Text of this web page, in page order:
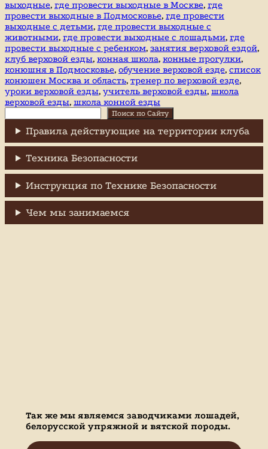
выходные, где провести выходные в Москве, где
провести выходные в Подмосковье, где провести
выходные с детьми, где провести выходные с
животными, где провести выходные с лошадьми, где
провести выходные с ребенком, занятия верховой ездой,
клуб верховой езды, конная школа, конные прогулки,
конюшня в Подмосковье, обучение верховой езде, список
конюшен Москва и область, тренер по верховой езде,
уроки верховой езды, учитель верховой езды, школа
верховой езды, школа конной езды
Поиск по Сайту
Правила действующие на территории клуба
Техника Безопасности
Инструкция по Технике Безопасности
Чем мы занимаемся
Так же мы являемся заводчиками лошадей,
белорусской упряжной и вятской породы.